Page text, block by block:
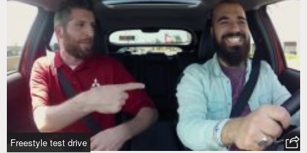
Freestyle test drive